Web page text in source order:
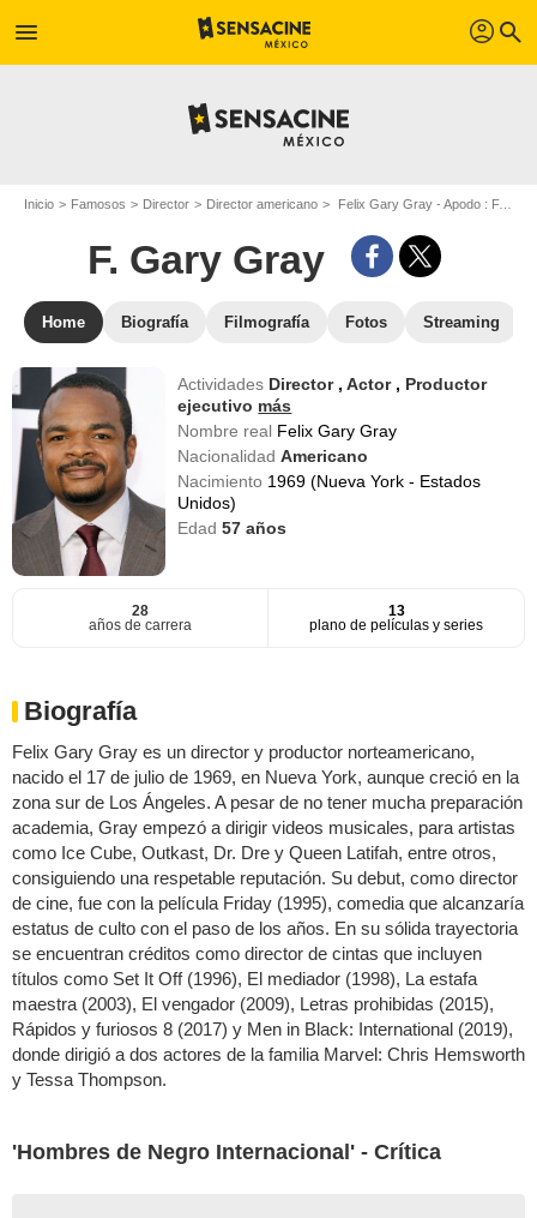
menu profil search
Inicio Famosos Director Director americano Felix Gary Gray - Apodo : F. Gary Gray
F. Gary Gray
Home Biografía Filmografía Fotos Streaming
Actividades Director ,Actor , Productor
ejecutivo más
Nombre real Felix Gary Gray
NacionalidadAmericano
Nacimiento 1969 (Nueva York - Estados
Unidos)
Edad57 años
28
años de carrera
13
plano de películas y series
Biografía
Felix Gary Gray es un director y productor norteamericano,
nacido el 17 de julio de 1969, en Nueva York, aunque creció en la
zona sur de Los Ángeles. A pesar de no tener mucha preparación
academia, Gray empezó a dirigir videos musicales, para artistas
como Ice Cube, Outkast, Dr. Dre y Queen Latifah, entre otros,
consiguiendo una respetable reputación. Su debut, como director
de cine, fue con la película Friday (1995), comedia que alcanzaría
estatus de culto con el paso de los años. En su sólida trayectoria
se encuentran créditos como director de cintas que incluyen
títulos como Set It Off (1996), El mediador (1998), La estafa
maestra (2003), El vengador (2009), Letras prohibidas (2015),
Rápidos y furiosos 8 (2017) y Men in Black: International (2019),
donde dirigió a dos actores de la familia Marvel: Chris Hemsworth
y Tessa Thompson.
'Hombres de Negro Internacional' - Crítica